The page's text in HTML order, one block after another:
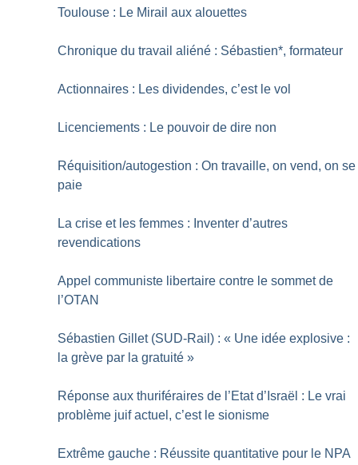
Toulouse : Le Mirail aux alouettes
Chronique du travail aliéné : Sébastien*, formateur
Actionnaires : Les dividendes, c’est le vol
Licenciements : Le pouvoir de dire non
Réquisition/autogestion : On travaille, on vend, on se
paie
La crise et les femmes : Inventer d’autres
revendications
Appel communiste libertaire contre le sommet de
l’OTAN
Sébastien Gillet (SUD-Rail) : « Une idée explosive :
la grève par la gratuité »
Réponse aux thuriféraires de l’Etat d’Israël : Le vrai
problème juif actuel, c’est le sionisme
Extrême gauche : Réussite quantitative pour le NPA